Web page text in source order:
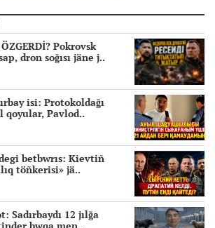
Pokrovsk
dron soğısı jäne j..
isi: Protokoldağı
qoyular, Pavlod..
betbwrıs: Kievtiñ
töñkerisi» jä..
Sadırbaydı 12 jılğa